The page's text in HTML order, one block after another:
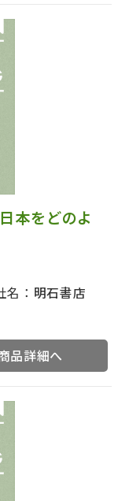
本をどのよ
名： 明石書店
品詳細へ